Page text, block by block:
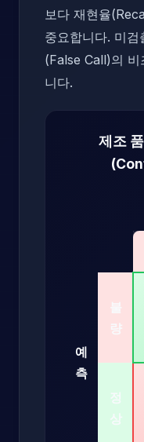
보다 재현율
중요합니다. 미
(False Call)의 비
니다.
제조
예
측
불
량
정
상